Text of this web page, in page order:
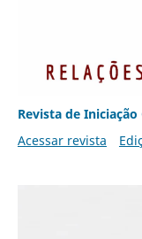
Revista de
Acessar revista